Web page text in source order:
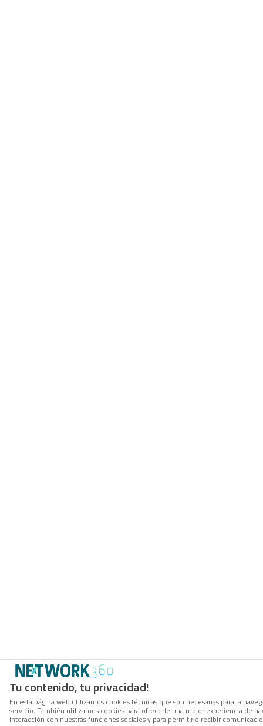
Tu contenido, tu privacidad!
En esta página web utilizamos cookies técnicas que son necesarias para la
servicio. También utilizamos cookies para ofrecerle una mejor experiencia de
interacción con nuestras funciones sociales y para permitirle recibir